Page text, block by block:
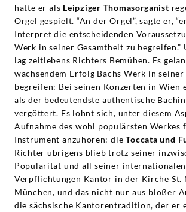
hatte er als Leipziger Thomasorganist
Orgel gespielt. “An der Orgel”, sagte er,
Interpret die entscheidenden
Werk in seiner Gesamtheit zu begreifen.”
lag zeitlebens Richters Bemühen. Es
wachsendem Erfolg Bachs Werk in seiner
begreifen: Bei seinen Konzerten in Wien
als der bedeutendste authentische
vergöttert. Es lohnt sich, unter diesem
Aufnahme des wohl populärsten Werkes
Instrument anzuhören: dieToccata und
Richter übrigens blieb trotz seiner
Popularität und all seiner internationalen
Verpflichtungen Kantor in der Kirche St.
München, und das nicht nur aus bloßer
die sächsische Kantorentradition, der er